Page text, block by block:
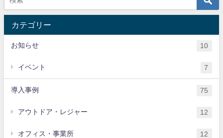
カテゴリー
お知らせ 10
イベント 7
導入事例 75
アウトドア・レジャー 12
オフィス・事業所 12